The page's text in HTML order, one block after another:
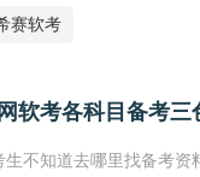
赛软考
软考各科目备考三
不知道去哪里找备考